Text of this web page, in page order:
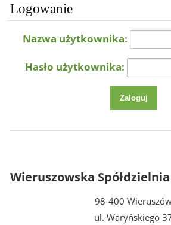
Logowanie
Nazwa użytkownika:
Hasło użytkownika:
Wieruszowska
98-400
ul. Waryńskiego